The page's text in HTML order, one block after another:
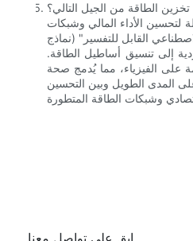
الطاقة من الجيل التالي؟
الأداء المالي وشبكات
القابل للتفسير" (نماذج
إلى تنسيق أساطيل الطاقة.
على الفيزياء، مما يُدمج صحة
المدى الطويل وبين التحسين